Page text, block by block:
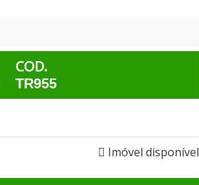
COD.
TR955
Imóvel disponível